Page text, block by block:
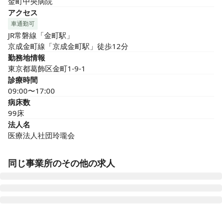
アクセス
車通勤可
JR常磐線「金町駅」
京成金町線「京成金町駅」徒歩12分
勤務地情報
東京都葛飾区金町1-9-1
診療時間
09:00〜17:00
病床数
99床
法人名
医療法人社団玲瓏会
同じ事業所のその他の求人